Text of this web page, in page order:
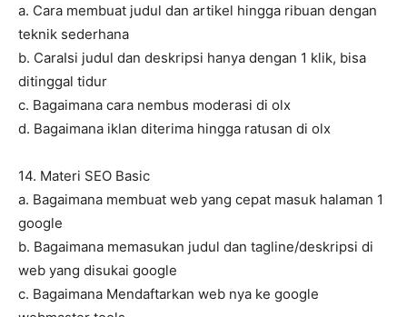
a. Cara membuat judul dan artikel hingga ribuan dengan
teknik sederhana
b. CaraIsi judul dan deskripsi hanya dengan 1 klik, bisa
ditinggal tidur
c. Bagaimana cara nembus moderasi di olx
d. Bagaimana iklan diterima hingga ratusan di olx
14. Materi SEO Basic
a. Bagaimana membuat web yang cepat masuk halaman 1
google
b. Bagaimana memasukan judul dan tagline/deskripsi di
web yang disukai google
c. Bagaimana Mendaftarkan web nya ke google